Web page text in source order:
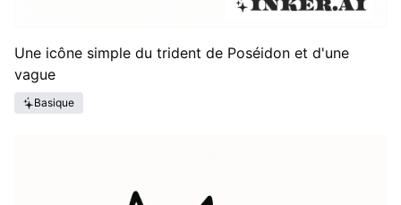
Une icône simple du trident de Poséidon et d'une
vague
Basique